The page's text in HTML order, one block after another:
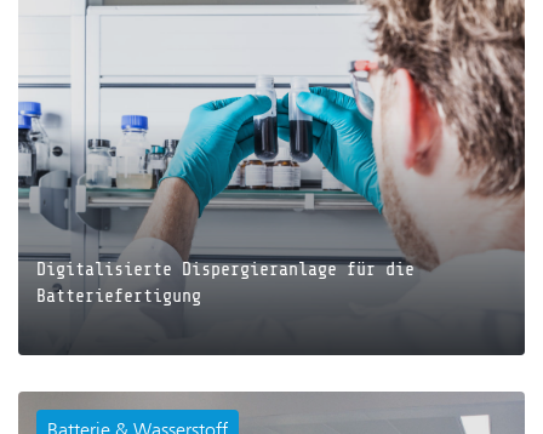
Digitalisierte Dispergieranlage für die
Batteriefertigung